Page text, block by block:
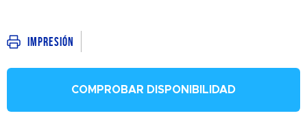
Impresión
COMPROBAR DISPONIBILIDAD